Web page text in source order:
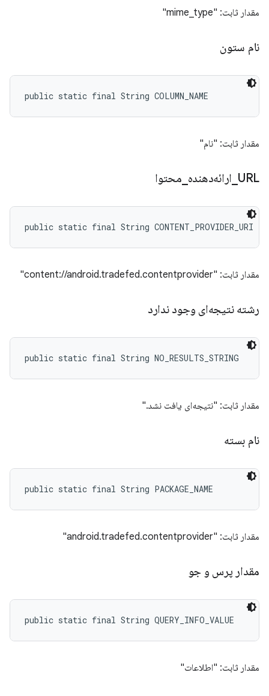
مقدار ثابت: "mime_type"
نام ستون
public static final String COLUMN_NAME
مقدار ثابت: "نام"
URL ارائه‌دهنده محتوا
public static final String CONTENT_PROVIDER_URI
مقدار ثابت: "content://android.tradefed.contentprovider"
رشته نتیجه‌ای وجود ندارد
public static final String NO_RESULTS_STRING
مقدار ثابت: "نتیجه‌ای یافت نشد."
نام بسته
public static final String PACKAGE_NAME
مقدار ثابت: "android.tradefed.contentprovider"
مقدار پرس و جو
public static final String QUERY_INFO_VALUE
مقدار ثابت: "اطلاعات"